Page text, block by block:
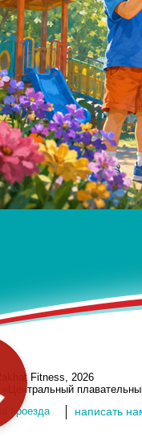
Fitness, 2026
проезда
написать